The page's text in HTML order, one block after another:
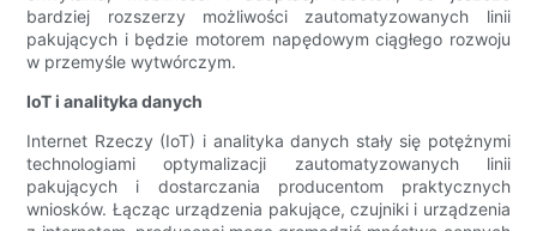
bardziej rozszerzy możliwości zautomatyzowanych linii
pakujących i będzie motorem napędowym ciągłego rozwoju
w przemyśle wytwórczym.
IoT i analityka danych
Internet Rzeczy (IoT) i analityka danych stały się potężnymi
technologiami optymalizacji zautomatyzowanych linii
pakujących i dostarczania producentom praktycznych
wniosków. Łącząc urządzenia pakujące, czujniki i urządzenia